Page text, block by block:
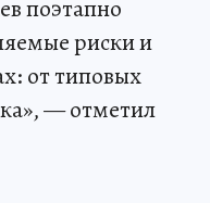
поэтапно
риски и
от типовых
— отметил